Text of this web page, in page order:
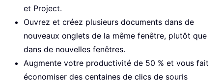
et Project.
Ouvrez et créez plusieurs documents dans de
nouveaux onglets de la même fenêtre, plutôt que
dans de nouvelles fenêtres.
Augmente votre productivité de 50 % et vous fait
économiser des centaines de clics de souris